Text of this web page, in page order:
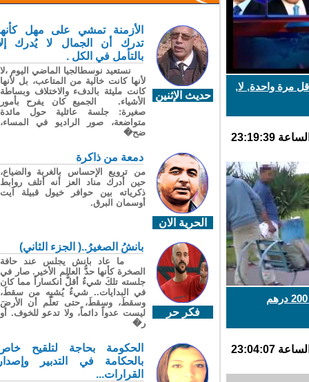
مرة واحدة, لا,
حديث الإثنين
الأزمنة تمشي على مهل كأنها
تدرك أن الجمال لا يُدرك إلا
بالتأمل في الكل .
نستعيد نوسطالجيا الماضي اليوم ،لا
لأنها كانت خالية من المتاعب، بل لأنها
كانت مليئة بالدفء والاختلاف وبساطة
الأشياء. الجميع كان يفرح بأمور
صغيرة: جلسة عائلية حول مائدة
متواضعة، صور الراديو في المساء،
ضح�
الحرية الان
دمعة من ذاكرة
من ترويع الإحساس بالغربة والضياع،
حين أدرك مناد العز أنه أتلف روابط
ذكرياته بين حوافر خيول قبيلة آيت
أوسمان البرق.
فكر حر
بانشُ الصغيرُ..( الجزء الثاني)
ما عاد بانش يجلس عند حافة
الصخرة كأنها حدُّ العالم الأخير. صار في
جلسته تلكَ شيءٌ أقلُّ انكساراً مما كان
في البدايات.. شيءٌ يُشبِه من سقطَ،
وسقطَ، وسقطَ، حتى تعلّم أن الأرضَ
ليست عدواً دائماً، ولا تدعو للخوف. أو
ر�
الحكومة بحاجة لتلقيح خاص
بالحكامة في التدبير وإصدار
القرارات...